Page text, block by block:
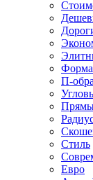
Форма
П-
Стиль
Евро